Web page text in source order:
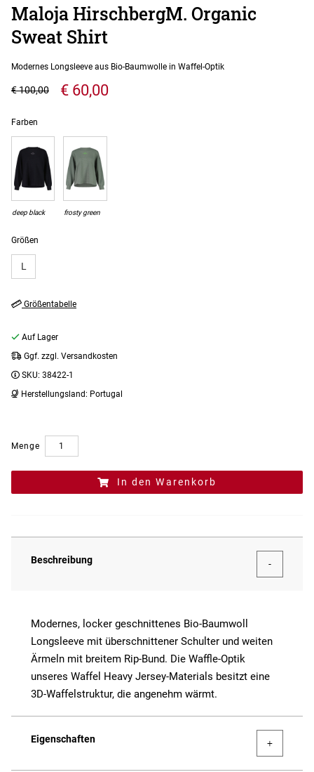
Maloja HirschbergM. Organic
Sweat Shirt
Modernes Longsleeve aus Bio-Baumwolle in Waffel-Optik
€ 60,00
€ 100,00
Größen
L
Farben
deep black frosty green
Größentabelle
Auf Lager
Ggf. zzgl. Versandkosten
SKU: 38422-1
Herstellungsland: Portugal
Menge
In den Warenkorb
Beschreibung
Modernes, locker geschnittenes Bio-Baumwoll
Longsleeve mit überschnittener Schulter und weiten
Ärmeln mit breitem Rip-Bund. Die Waffle-Optik
unseres Waffel Heavy Jersey-Materials besitzt eine
3D-Waffelstruktur, die angenehm wärmt.
Eigenschaften